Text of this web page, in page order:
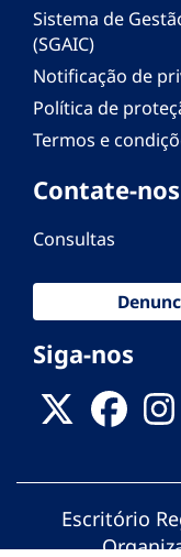
Sistema de
(SGAIC)
Notificação de
Política de
Termos e
Contate-nos
Consultas
Siga-nos
Escritório